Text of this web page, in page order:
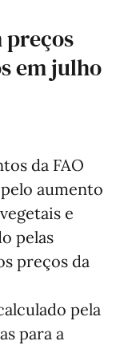
preços
em julho
da FAO
aumento
e
pelas
preços da
pela
para a